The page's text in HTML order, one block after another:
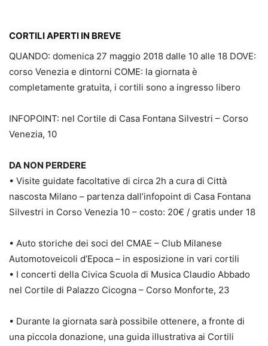
CORTILI APERTI IN BREVE
QUANDO: domenica 27 maggio 2018 dalle 10 alle 18 DOVE:
corso Venezia e dintorni COME: la giornata è
completamente gratuita, i cortili sono a ingresso libero
INFOPOINT: nel Cortile di Casa Fontana Silvestri – Corso
Venezia, 10
DA NON PERDERE
• Visite guidate facoltative di circa 2h a cura di Città
nascosta Milano – partenza dall’infopoint di Casa Fontana
Silvestri in Corso Venezia 10 – costo: 20€ / gratis under 18
• Auto storiche dei soci del CMAE – Club Milanese
Automotoveicoli d’Epoca – in esposizione in vari cortili
• I concerti della Civica Scuola di Musica Claudio Abbado
nel Cortile di Palazzo Cicogna – Corso Monforte, 23
• Durante la giornata sarà possibile ottenere, a fronte di
una piccola donazione, una guida illustrativa ai Cortili